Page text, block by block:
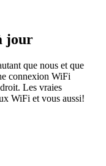
jour
que nous et que
connexion WiFi
Les vraies
WiFi et vous aussi!